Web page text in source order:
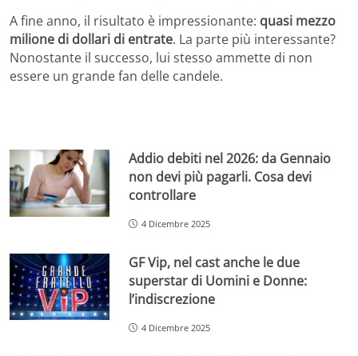
A fine anno, il risultato è impressionante: quasi mezzo
milione di dollari di entrate. La parte più interessante?
Nonostante il successo, lui stesso ammette di non
essere un grande fan delle candele.
Addio debiti nel 2026: da Gennaio
non devi più pagarli. Cosa devi
controllare
4 Dicembre 2025
GF Vip, nel cast anche le due
superstar di Uomini e Donne:
l’indiscrezione
4 Dicembre 2025